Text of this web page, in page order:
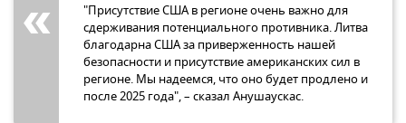
"Присутствие США в регионе очень важно для
сдерживания потенциального противника. Литва
благодарна США за приверженность нашей
безопасности и присутствие американских сил в
регионе. Мы надеемся, что оно будет продлено и
после 2025 года", – сказал Анушаускас.